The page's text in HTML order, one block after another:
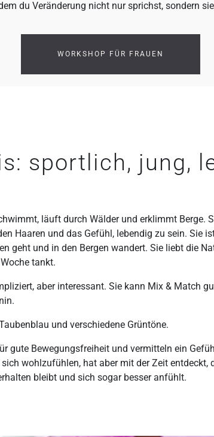
du Veränderung nicht nur sprichst, sondern
WORKSHOP FÜR FRAUEN
sportlich, jung,
läuft durch Wälder und erklimmt Berge.
Haaren und das Gefühl, lebendig zu sein. Sie
geht und in den Bergen wandert. Sie liebt die
tankt.
aber interessant. Sie kann Mix & Match
und verschiedene Grüntöne.
gute Bewegungsfreiheit und vermitteln ein
wohlzufühlen, hat aber mit der Zeit entdeckt,
bleibt und sich sogar besser anfühlt.